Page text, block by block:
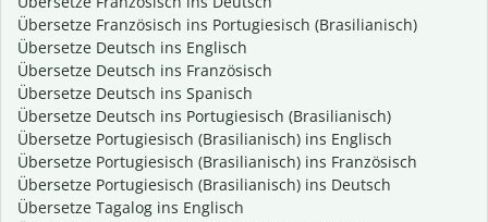
Übersetze Französisch ins Portugiesisch (Brasilianisch)
Übersetze Deutsch ins Englisch
Übersetze Deutsch ins Französisch
Übersetze Deutsch ins Spanisch
Übersetze Deutsch ins Portugiesisch (Brasilianisch)
Übersetze Portugiesisch (Brasilianisch) ins Englisch
Übersetze Portugiesisch (Brasilianisch) ins Französisch
Übersetze Portugiesisch (Brasilianisch) ins Deutsch
Übersetze Tagalog ins Englisch